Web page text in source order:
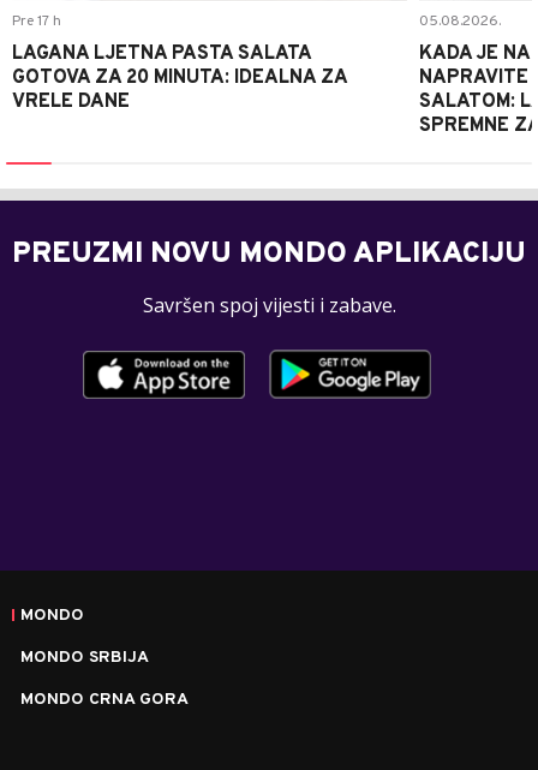
Pre 17 h
LAGANA LJETNA PASTA SALATA
GOTOVA ZA 20 MINUTA: IDEALNA ZA
VRELE DANE
05.08.2026.
KADA JE
NAPRAVITE
SALATOM:
SPREMNE
PREUZMI NOVU MONDO APLIKACIJU
Savršen spoj vijesti i zabave.
MONDO
MONDO SRBIJA
MONDO CRNA GORA